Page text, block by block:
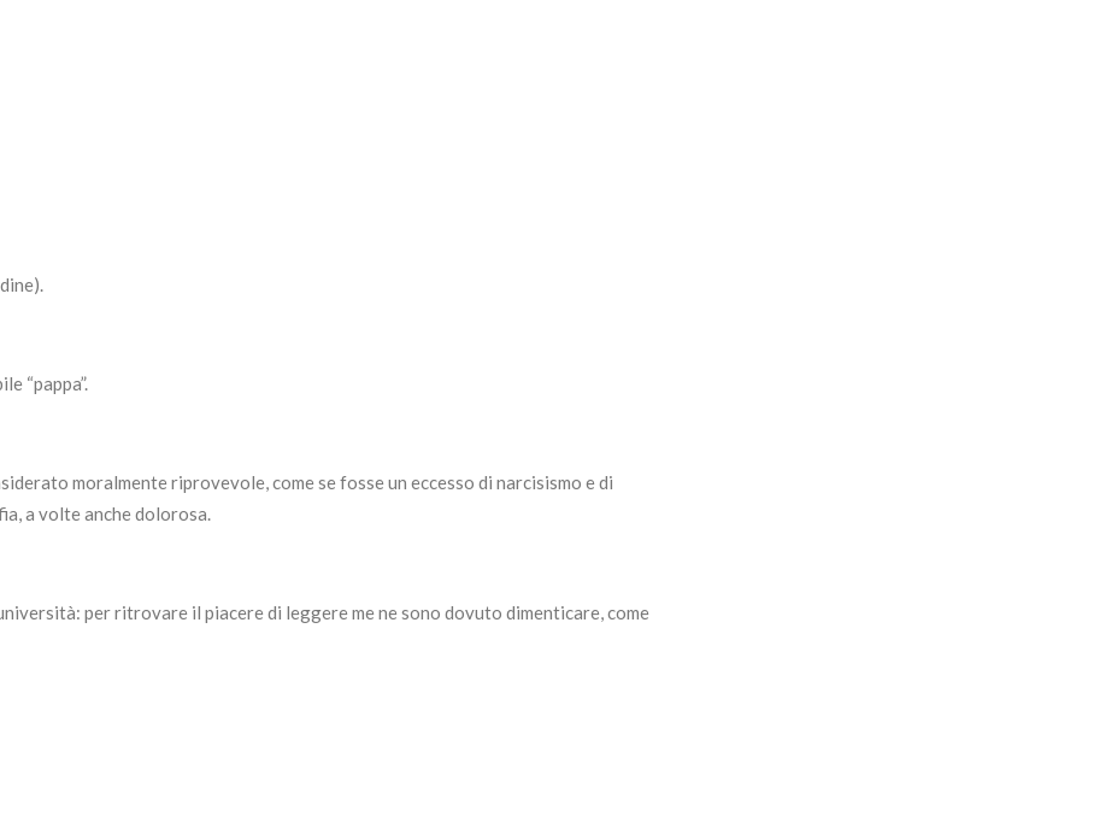
“pappa”.
moralmente riprovevole, come se fosse un eccesso di narcisismo e di
a volte anche dolorosa.
per ritrovare il piacere di leggere me ne sono dovuto dimenticare, come